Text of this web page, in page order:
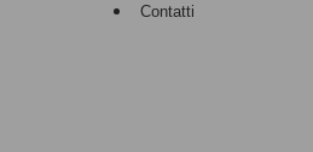
Contatti